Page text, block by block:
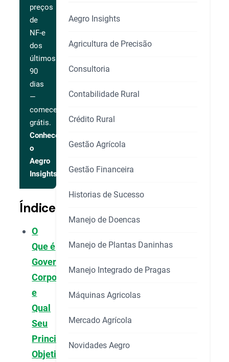
preços
de
NF-e
dos
últimos
90
dias
—
comece
grátis.
Conhecer
o
Aegro
Insights
Índice
O
Que é
Governança
Corporativa
e
Qual
Seu
Principal
Objetivo?
Aegro Insights
Agricultura de Precisão
Consultoria
Contabilidade Rural
Crédito Rural
Gestão Agrícola
Gestão Financeira
Historias de Sucesso
Manejo de Doencas
Manejo de Plantas Daninhas
Manejo Integrado de Pragas
Máquinas Agricolas
Mercado Agrícola
Novidades Aegro